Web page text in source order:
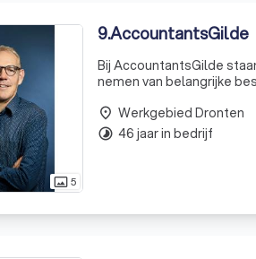
photo_size_select_actual5
9.AccountantsGilde
Bij AccountantsGilde
nemen van belangrijke
place Werkgebied Dronten
timelapse 46 jaar in bedrijf